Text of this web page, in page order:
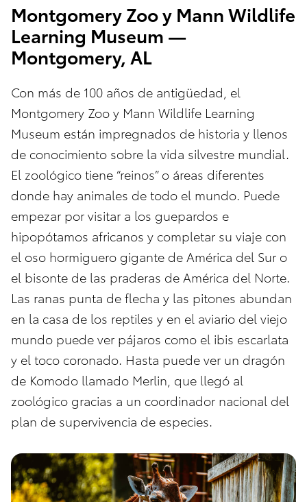
Montgomery Zoo y Mann Wildlife
Learning Museum —
Montgomery, AL
Con más de 100 años de antigüedad, el
Montgomery Zoo y Mann Wildlife Learning
Museum están impregnados de historia y llenos
de conocimiento sobre la vida silvestre mundial.
El zoológico tiene “reinos” o áreas diferentes
donde hay animales de todo el mundo. Puede
empezar por visitar a los guepardos e
hipopótamos africanos y completar su viaje con
el oso hormiguero gigante de América del Sur o
el bisonte de las praderas de América del Norte.
Las ranas punta de flecha y las pitones abundan
en la casa de los reptiles y en el aviario del viejo
mundo puede ver pájaros como el ibis escarlata
y el toco coronado. Hasta puede ver un dragón
de Komodo llamado Merlin, que llegó al
zoológico gracias a un coordinador nacional del
plan de supervivencia de especies.